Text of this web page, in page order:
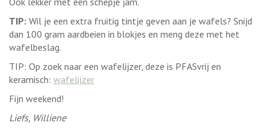
TIP: Wil je een extra fruitig tintje geven aan je wafels? Snijd
dan 100 gram aardbeien in blokjes en meng deze met het
wafelbeslag.
TIP: Op zoek naar een wafelijzer, deze is PFASvrij en
keramisch: wafelijzer
Fijn weekend!
Liefs, Williene